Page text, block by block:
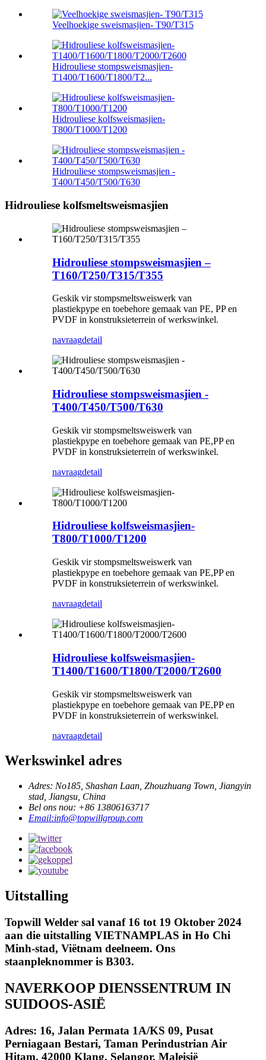
Veelhoekige sweismasjien- T90/T315
Hidrouliese stompsweismasjien-
T1400/T1600/T1800/T2...
Hidrouliese kolfsweismasjien-
T800/T1000/T1200
Hidrouliese stompsweismasjien -
T400/T450/T500/T630
Hidrouliese kolfsmeltsweismasjien
Hidrouliese stompsweismasjien –
T160/T250/T315/T355
Geskik vir stompsmeltsweiswerk van
plastiekpype en toebehore gemaak van PE, PP en
PVDF in konstruksieterrein of werkswinkel.
navraagdetail
Hidrouliese stompsweismasjien -
T400/T450/T500/T630
Geskik vir stompsmeltsweiswerk van
plastiekpype en toebehore gemaak van PE,PP en
PVDF in konstruksieterrein of werkswinkel.
navraagdetail
Hidrouliese kolfsweismasjien-
T800/T1000/T1200
Geskik vir stompsmeltsweiswerk van
plastiekpype en toebehore gemaak van PE,PP en
PVDF in konstruksieterrein of werkswinkel.
navraagdetail
Hidrouliese kolfsweismasjien-
T1400/T1600/T1800/T2000/T2600
Geskik vir stompsmeltsweiswerk van
plastiekpype en toebehore gemaak van PE,PP en
PVDF in konstruksieterrein of werkswinkel.
navraagdetail
Werkswinkel adres
Adres: No185, Shashan Laan, Zhouzhuang Town, Jiangyin
stad, Jiangsu, China
Bel ons nou: +86 13806163717
Email:info@topwillgroup.com
Uitstalling
Topwill Welder sal vanaf 16 tot 19 Oktober 2024
aan die uitstalling VIETNAMPLAS in Ho Chi
Minh-stad, Viëtnam deelneem. Ons
staanpleknommer is B303.
NAVERKOOP DIENSSENTRUM IN
SUIDOOS-ASIË
Adres: 16, Jalan Permata 1A/KS 09, Pusat
Perniagaan Bestari, Taman Perindustrian Air
Hitam, 42000 Klang, Selangor. Maleisië